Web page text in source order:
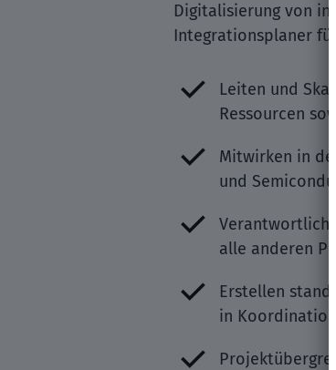
Digitalisierung von
Integrationsplaner
Leiten und
Ressourcen
Mitwirken in
und
alle anderen
Erstellen
in